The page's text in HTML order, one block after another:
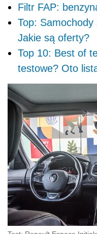
Filtr FAP:
Top:
Jakie są oferty?
Top 10: Best of
testowe? Oto